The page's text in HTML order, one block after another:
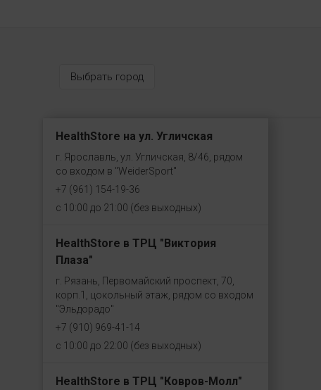
Выбрать город
HealthStore на ул. Угличская
г. Ярославль, ул. Угличская, 8/46, рядом
со входом в "WeiderSport"
+7 (961) 154-19-36
с 10:00 до 21:00 (без выходных)
HealthStore в ТРЦ "Виктория
Плаза"
г. Рязань, Первомайский проспект, 70,
корп.1, цокольный этаж, рядом со входом
"Эльдорадо"
+7 (910) 969-41-14
с 10:00 до 22:00 (без выходных)
HealthStore в ТРЦ "Ковров-Молл"